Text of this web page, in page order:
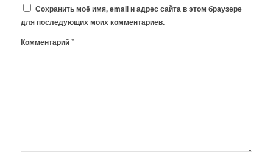
Сохранить моё имя, email и адрес сайта в этом браузере
для последующих моих комментариев.
Комментарий*